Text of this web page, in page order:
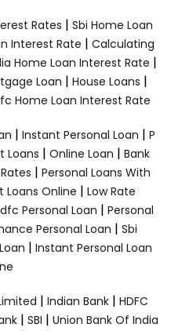
Rates | Sbi Home Loan
Interest Rate | Calculating
Home Loan Interest Rate |
Loan | House Loans |
Home Loan Interest Rate
| Instant Personal Loan | P
Loans | Online Loan | Bank
| Personal Loans With
Loans Online | Low Rate
Personal Loan | Personal
Personal Loan | Sbi
| Instant Personal Loan
| Indian Bank | HDFC
| SBI | Union Bank Of India